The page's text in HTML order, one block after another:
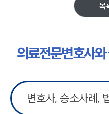
그
그
목
의료전문변호사